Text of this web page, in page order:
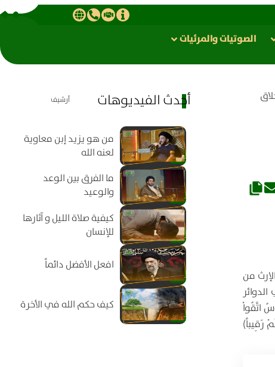
الصوتیات والمرئیات
من
اتَّقُواْ
رَقِيباً)
أحدث الفيديوهات أرشيف
من هو يزيد إبن معاوية
لعنه الله
ما الفرق بين الوعد
والوعيد
كيفية صلاة الليل و آثارها
للإنسان
افعل الأفضل دائماً
كيف حكم الله في الأخرة